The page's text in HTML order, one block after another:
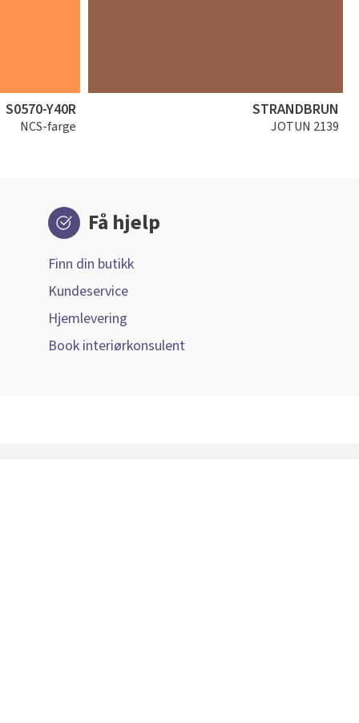
S0570-Y40R
NCS-farge
STRANDBRUN
JOTUN 2139
Få hjelp
Finn din butikk
Kundeservice
Hjemlevering
Book interiørkonsulent